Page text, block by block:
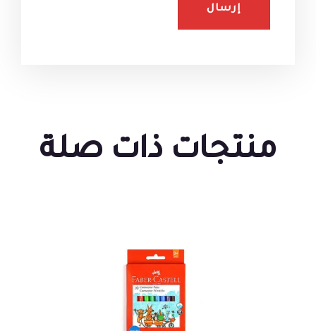
منتجات ذات صلة